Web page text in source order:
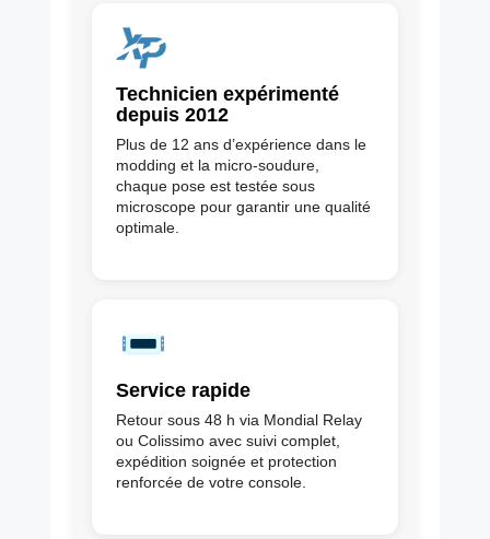
Technicien expérimenté
depuis 2012
Plus de 12 ans d’expérience dans le
modding et la micro-soudure,
chaque pose est testée sous
microscope pour garantir une qualité
optimale.
Service rapide
Retour sous 48 h via Mondial Relay
ou Colissimo avec suivi complet,
expédition soignée et protection
renforcée de votre console.